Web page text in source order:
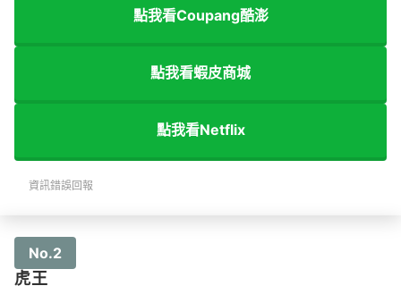
點我看Coupang酷澎
點我看蝦皮商城
點我看Netflix
資訊錯誤回報
No.2
虎王